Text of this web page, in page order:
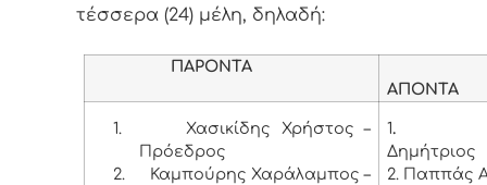
τέσσερα (24) μέλη, δηλαδή:
ΠΑΡΟΝΤΑ
ΑΠΟΝΤΑ
1.
Χασικίδης Χρήστος –
Πρόεδρος
2.
Καμπούρης Χαράλαμπος –
1.
Δημήτριος
2. Παππάς